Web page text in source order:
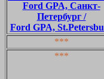
Ford GPA, Санкт-
Петербург /
Ford GPA,
***
***